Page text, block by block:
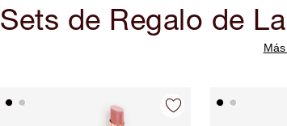
Sets de Regalo de